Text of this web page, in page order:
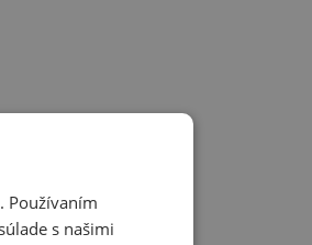
Používaním
s našimi